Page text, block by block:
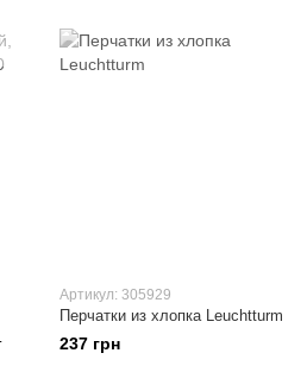
Артикул: 305929
Перчатки из хлопка Leuchtturm
237 грн